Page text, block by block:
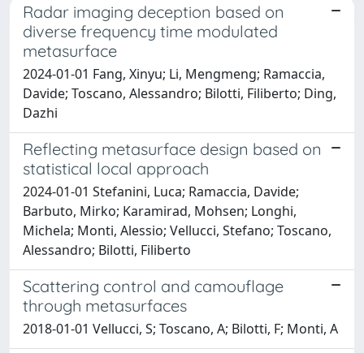
Radar imaging deception based on
diverse frequency time modulated
metasurface
2024-01-01 Fang, Xinyu; Li, Mengmeng; Ramaccia,
Davide; Toscano, Alessandro; Bilotti, Filiberto; Ding,
Dazhi
Reflecting metasurface design based on
statistical local approach
2024-01-01 Stefanini, Luca; Ramaccia, Davide;
Barbuto, Mirko; Karamirad, Mohsen; Longhi,
Michela; Monti, Alessio; Vellucci, Stefano; Toscano,
Alessandro; Bilotti, Filiberto
Scattering control and camouflage
through metasurfaces
2018-01-01 Vellucci, S; Toscano, A; Bilotti, F; Monti, A